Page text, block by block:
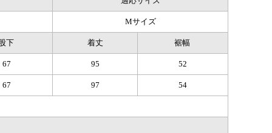
Mサイズ
下 着丈 裾幅
67 95 52
67 97 54